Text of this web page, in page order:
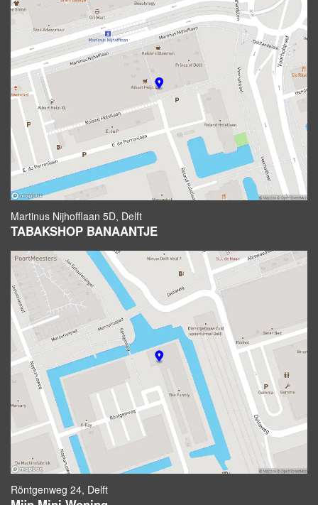
Martinus Nijhofflaan 5D, Delft
TABAKSHOP BANAANTJE
Röntgenweg 24, Delft